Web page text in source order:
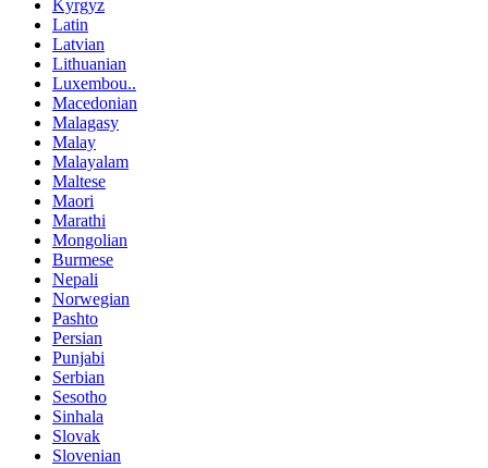
Kyrgyz
Latin
Latvian
Lithuanian
Luxembou..
Macedonian
Malagasy
Malay
Malayalam
Maltese
Maori
Marathi
Mongolian
Burmese
Nepali
Norwegian
Pashto
Persian
Punjabi
Serbian
Sesotho
Sinhala
Slovak
Slovenian